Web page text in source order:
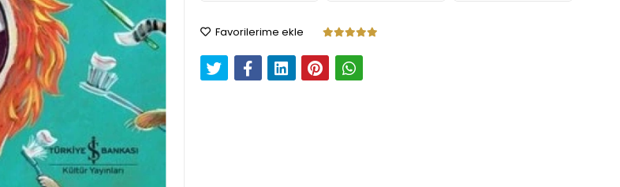
Favorilerime ekle